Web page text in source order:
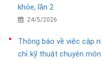
khỏe, lần 2
24/5/2026
Thông báo về việc cập
chỉ kỹ thuật chuyên